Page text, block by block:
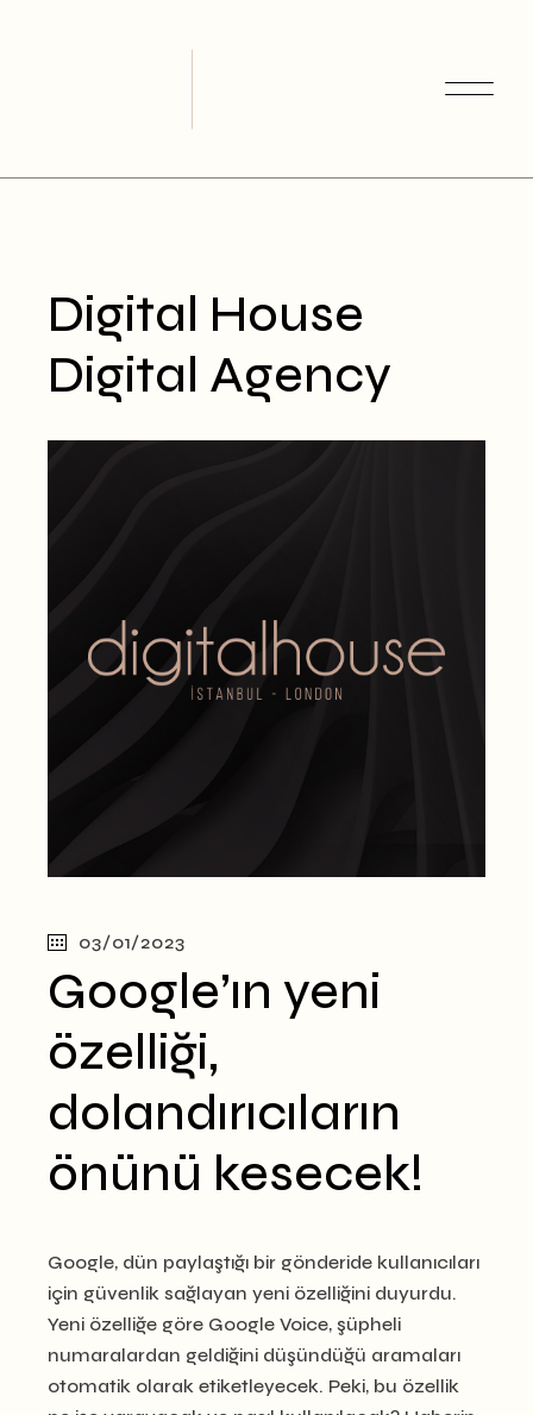
Digital House
Digital Agency
03/01/2023
Google’ın yeni
özelliği,
dolandırıcıların
önünü kesecek!
Google, dün paylaştığı bir gönderide kullanıcıları
için güvenlik sağlayan yeni özelliğini duyurdu.
Yeni özelliğe göre Google Voice, şüpheli
numaralardan geldiğini düşündüğü aramaları
otomatik olarak etiketleyecek. Peki, bu özellik